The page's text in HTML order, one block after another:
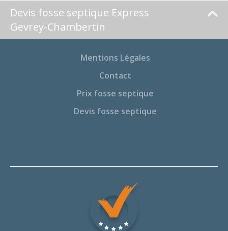
Devis fosse septique Express
Gevrey-Chambertin
Mentions Légales
Contact
Prix fosse septique
Devis fosse septique